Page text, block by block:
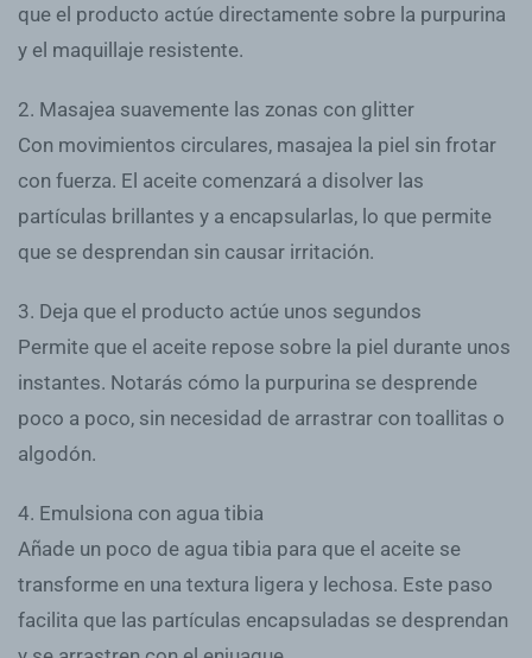
que el producto actúe directamente sobre la purpurina
y el maquillaje resistente.
2. Masajea suavemente las zonas con glitter
Con movimientos circulares, masajea la piel sin frotar
con fuerza. El aceite comenzará a disolver las
partículas brillantes y a encapsularlas, lo que permite
que se desprendan sin causar irritación.
3. Deja que el producto actúe unos segundos
Permite que el aceite repose sobre la piel durante unos
instantes. Notarás cómo la purpurina se desprende
poco a poco, sin necesidad de arrastrar con toallitas o
algodón.
4. Emulsiona con agua tibia
Añade un poco de agua tibia para que el aceite se
transforme en una textura ligera y lechosa. Este paso
facilita que las partículas encapsuladas se desprendan